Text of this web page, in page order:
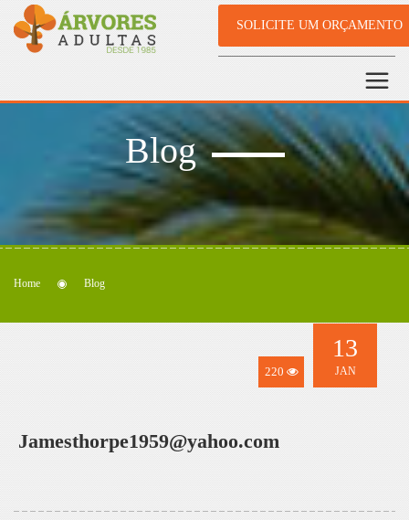
SOLICITE UM ORÇAMENTO
Blog
Home Blog
220
13
JAN
Jamesthorpe1959@yahoo.com